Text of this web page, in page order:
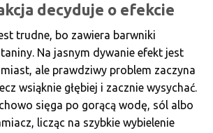
decyduje o efekcie
trudne, bo zawiera barwniki
Na jasnym dywanie efekt jest
ale prawdziwy problem zaczyna
wsiąknie głębiej i zacznie wysychać.
sięga po gorącą wodę, sól albo
licząc na szybkie wybielenie